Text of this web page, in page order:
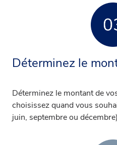
Déterminez le
Déterminez le montant de
choisissez quand vous
juin, septembre ou